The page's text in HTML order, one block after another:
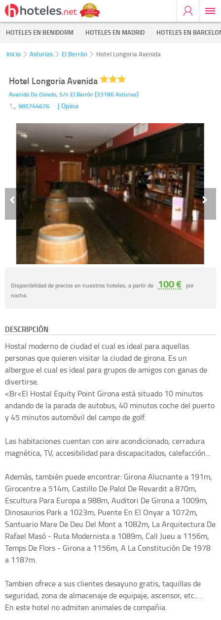
HOTELES EN BENIDORM HOTELES EN MADRID HOTELES EN
Inicio Asturias El Berrón Hotel Longoria Avenida
Hotel Longoria Avenida
Avenida De Oviedo, S/n El Berrón (33186Asturias)
985744676 | Opina
Disponibilidad de precios en nuestros hoteles, a partir de 100 € por
noche.
DESCRIPCIÓN
Hostal moderno de ciudad el cual es ideal para aquellas
personas que quieren visitar la ciudad de girona. Es un
albergue el cual es ideal para grupos de amigos con ganas de
divertirse.
<Br<El Hostal Equity Point Girona está situado 10 minutos
andando de la parada de autobus, 40 minutos coche del puerto
y 45 minutos automóvil del campo de golf.
Las habitaciones cuentan con aire acondicionado, cerradura
magnética, TV, accesibilidad para discapacitados, calefacción...
Además, también puede encontrar: Girona Alucnante a 191m,
Girocentre a 514m, Castillo De Palol De Revardit a 870m,
Escultura Para Europa a 988m, Auditori De Girona a 1009m,
Dinosaurios Park a 1023m, Puente En El Onyar a 1072m,
Santuario Mare De Deu Del Mont a 1082m, La Arquitectura De
Rafael Masó - Ruta Modernista a 1089m, Call Jueu a 1156m,
Temps De Flors - Girona a 1156m, A La Constitución De 1978
a 1187m.
Tambien ofrece a sus clientes desayuno gratis, taquillas de
seguridad, zona de almacenaje de equipaje, ascensor, etc... .
En este hotel no admiten animales de compañia.